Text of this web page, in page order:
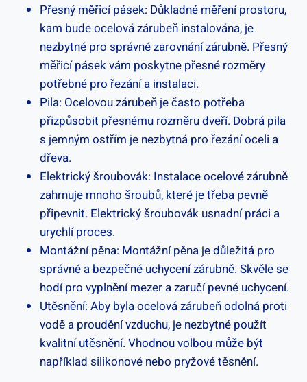
Přesný měřicí pásek: Důkladné měření prostoru,
kam bude ocelová zárubeň instalována, je
nezbytné pro správné zarovnání zárubně. Přesný
měřicí pásek vám poskytne přesné rozměry
potřebné pro řezání a instalaci.
Pila: Ocelovou zárubeň je často potřeba
přizpůsobit přesnému rozměru dveří. Dobrá pila
s jemným ostřím je nezbytná pro řezání oceli a
dřeva.
Elektrický šroubovák: Instalace ocelové zárubně
zahrnuje mnoho šroubů, které je třeba pevně
připevnit. Elektrický šroubovák usnadní práci a
urychlí proces.
Montážní pěna: Montážní pěna je důležitá pro
správné a bezpečné uchycení zárubně. Skvěle se
hodí pro vyplnění mezer a zaručí pevné uchycení.
Utěsnění: Aby byla ocelová zárubeň odolná proti
vodě a proudění vzduchu, je nezbytné použít
kvalitní utěsnění. Vhodnou volbou může být
například silikonové nebo pryžové těsnění.